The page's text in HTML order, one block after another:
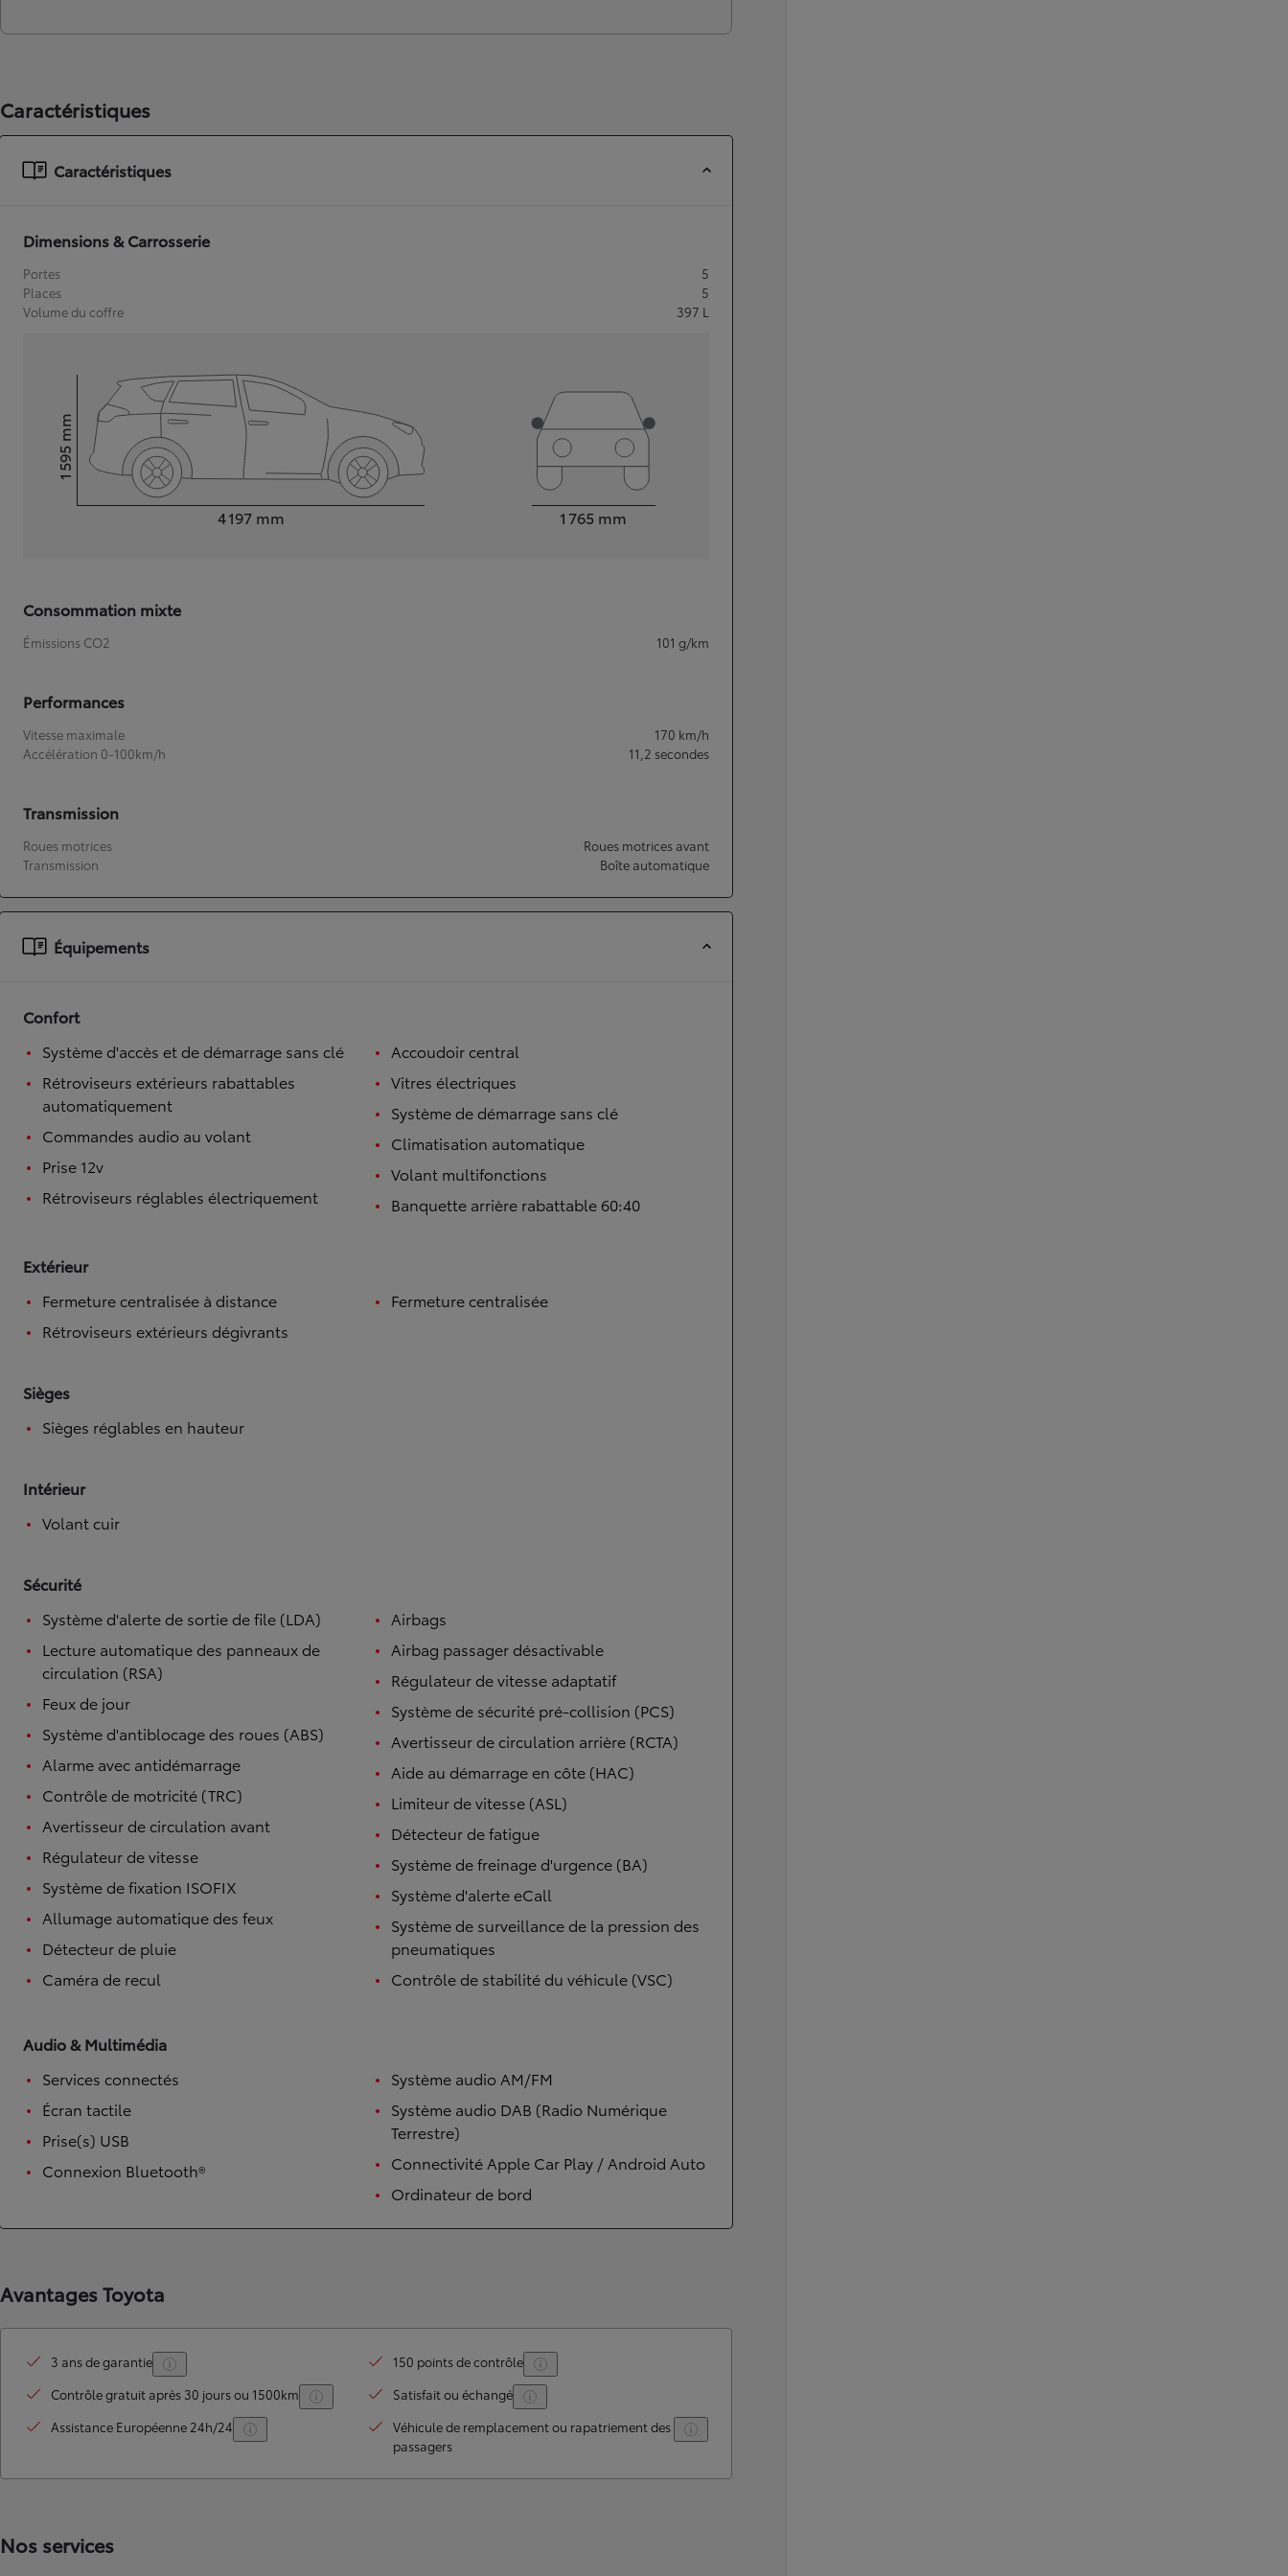
Nouvelle Yaris Cross
Disponible prochainement
HYBRIDE OU HYBRIDE RECHARGEABLE
Disponible rapidement
Caractéristiques
Caractéristiques
Dimensions & Carrosserie
Portes
5
Places
5
Volume du coffre
397 L
4 197 mm
Hauteur1 595
mm
1 765 mm
Consommation mixte
Émissions CO2 101 g/km
Performances
Vitesse maximale 170 km/h
Accélération 0-100km/h
11,2 secondes
Transmission
Roues motrices
Roues motrices avant
Transmission
Boîte automatique
Équipements
Confort
Système d'accès et de démarrage sans clé
Rétroviseurs extérieurs rabattables
automatiquement
Commandes audio au volant
Prise 12v
Rétroviseurs réglables électriquement
Accoudoir central
Vitres électriques
Système de démarrage sans clé
Climatisation automatique
Volant multifonctions
Banquette arrière rabattable 60:40
Extérieur
Fermeture centralisée à distance
Rétroviseurs extérieurs dégivrants
Fermeture centralisée
Sièges
Sièges réglables en hauteur
Intérieur
Volant cuir
Sécurité
Système d'alerte de sortie de file (LDA)
Lecture automatique des panneaux de
circulation (RSA)
Feux de jour
Système d'antiblocage des roues (ABS)
Alarme avec antidémarrage
Contrôle de motricité (TRC)
Avertisseur de circulation avant
Régulateur de vitesse
Système de fixation ISOFIX
Allumage automatique des feux
Détecteur de pluie
Caméra de recul
Airbags
Airbag passager désactivable
Régulateur de vitesse adaptatif
Système de sécurité pré-collision (PCS)
Avertisseur de circulation arrière (RCTA)
Aide au démarrage en côte (HAC)
Limiteur de vitesse (ASL)
Détecteur de fatigue
Système de freinage d'urgence (BA)
Système d'alerte eCall
Système de surveillance de la pression des
pneumatiques
Contrôle de stabilité du véhicule (VSC)
Audio & Multimédia
Services connectés
Écran tactile
Prise(s) USB
Connexion Bluetooth®
Système audio AM/FM
Système audio DAB (Radio Numérique
Terrestre)
Connectivité Apple Car Play / Android Auto
Ordinateur de bord
Avantages Toyota
3 ans de garantie
150 points de contrôle
Contrôle gratuit après 30 jours ou 1500km
Satisfait ou échangé
Assistance Européenne 24h/24
Véhicule de remplacement ou rapatriement des
passagers
Nos services